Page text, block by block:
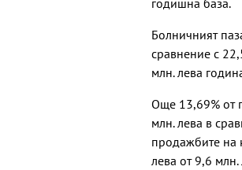
годишна база.
Болничният
сравнение с
млн. лева
Още 13,69% от
млн. лева в
продажбите на
лева от 9,6